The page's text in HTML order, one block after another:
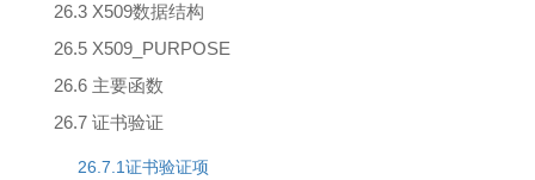
26.3 X509数据结构
26.5 X509_PURPOSE
26.6 主要函数
26.7 证书验证
26.7.1证书验证项